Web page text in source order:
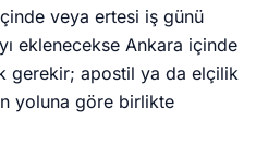
veya ertesi iş günü
eklenecekse Ankara içinde
gerekir; apostil ya da elçilik
yoluna göre birlikte